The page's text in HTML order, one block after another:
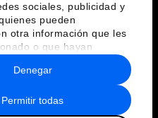
sociales, publicidad y
pueden
otra información que les
o que hayan
del uso que haya
Permitir todas
Denegar
y normas de uso